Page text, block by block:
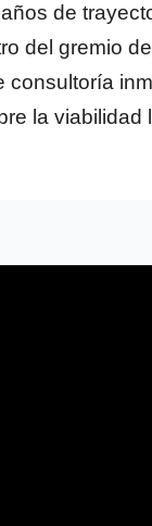
de
del gremio
consultoría
la